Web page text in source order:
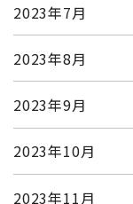
2023年7月
2023年8月
2023年9月
2023年10月
2023年11月